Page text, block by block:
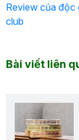
Review của độc
club
Bài viết liên